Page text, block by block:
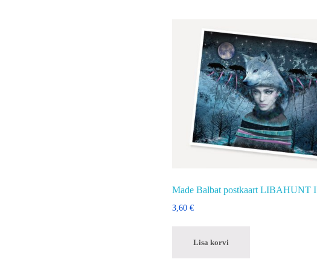
Made Balbat postkaart LIBAHUNT I
3,60 €
Lisa korvi